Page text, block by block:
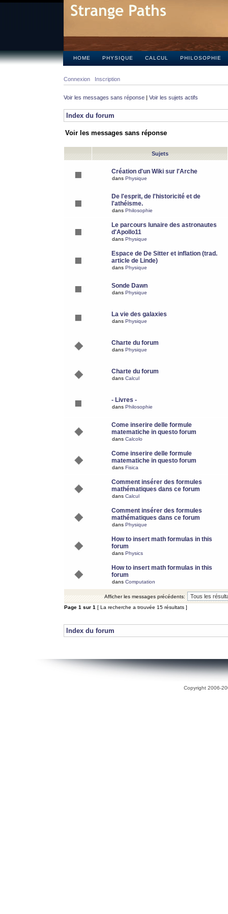
HOME PHYSIQUE CALCUL PHILOSOPHIE
Connexion Inscription
Voir les messages sans réponse | Voir les sujets actifs
Index du forum
Voir les messages sans réponse
Sujets
Création d'un Wiki sur l'Arche
dans Physique
De l'esprit, de l'historicité et de
l'athéisme.
dans Philosophie
Le parcours lunaire des astronautes
d'Apollo11
dans Physique
Espace de De Sitter et inflation (trad.
article de Linde)
dans Physique
Sonde Dawn
dans Physique
La vie des galaxies
dans Physique
Charte du forum
dans Physique
Charte du forum
dans Calcul
- Livres -
dans Philosophie
Come inserire delle formule
matematiche in questo forum
dans Calcolo
Come inserire delle formule
matematiche in questo forum
dans Fisica
Comment insérer des formules
mathématiques dans ce forum
dans Calcul
Comment insérer des formules
mathématiques dans ce forum
dans Physique
How to insert math formulas in this
forum
dans Physics
How to insert math formulas in this
forum
dans Computation
Afficher les messages précédents:
Page 1 sur 1 [ La recherche a trouvée 15 résultats ]
Index du forum
Copyright 2006-